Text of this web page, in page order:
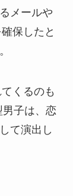
メールや
保したと
くるのも
子は、恋
て演出し